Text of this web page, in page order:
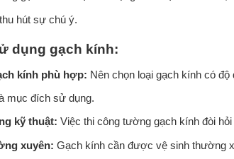
hút sự chú ý.
dụng gạch kính:
kính phù hợp: Nên chọn loại gạch kính có
mục đích sử dụng.
kỹ thuật: Việc thi công tường gạch kính đòi
xuyên: Gạch kính cần được vệ sinh thường